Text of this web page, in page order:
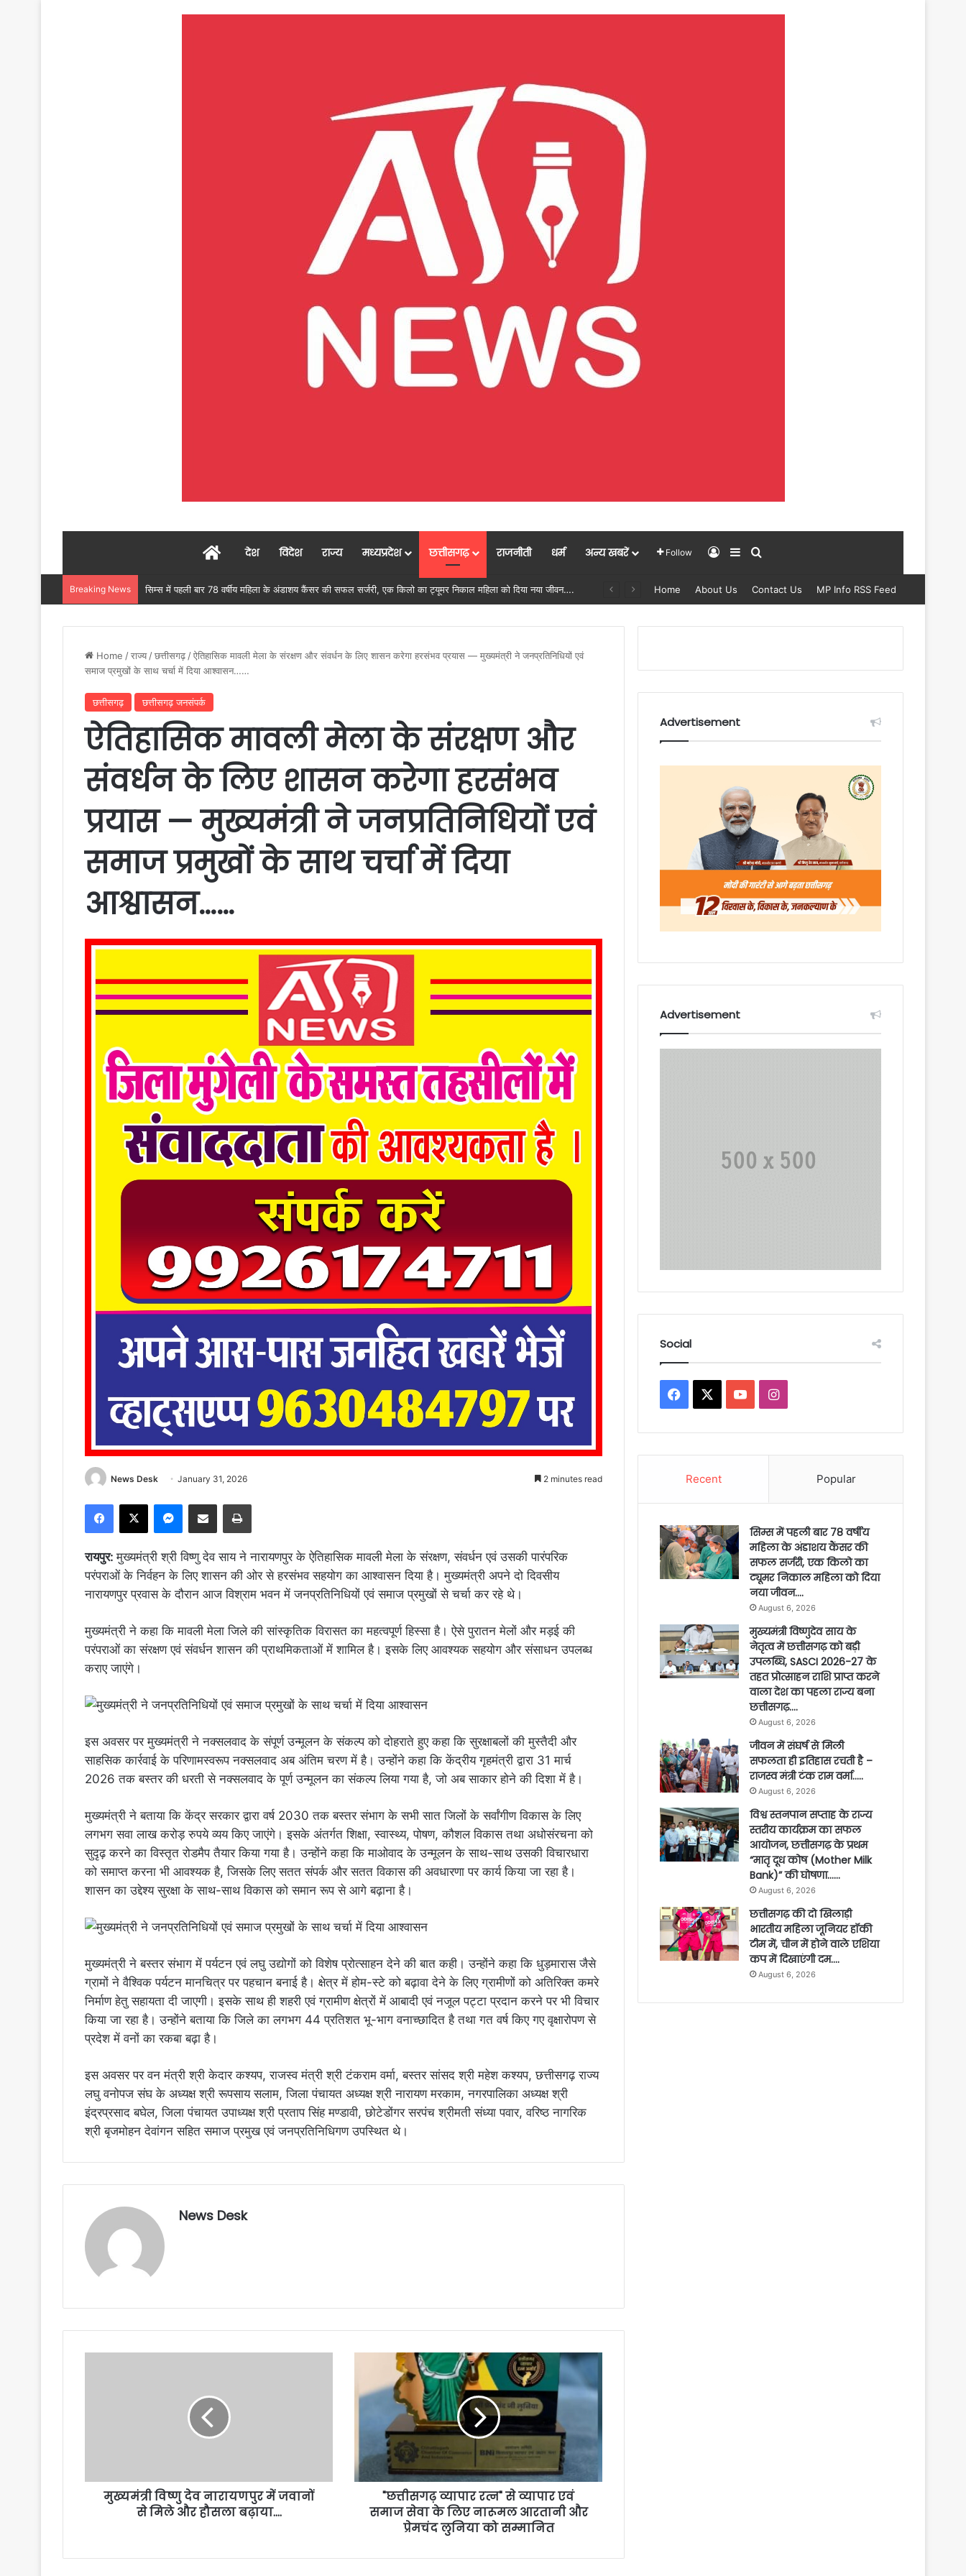
Homeदेश विदेश राज्य मध्यप्रदेश छत्तीसगढ़ राजनीती धर्म अन्य खबरें Follow Log InSidebar
Breaking News Home About Us Contact Us MP Info RSS Feed
Home /राज्य /छत्तीसगढ़ /ऐतिहासिक मावली मेला के संरक्षण और संवर्धन के लिए शासन करेगा हरसंभव प्रयास — मुख्यमंत्री ने जनप्रतिनिधियों एवं
समाज प्रमुखों के साथ चर्चा में दिया आश्वासन……
छत्तीसगढ़ छत्तीसगढ़ जनसंपर्क
ऐतिहासिक मावली मेला के संरक्षण और
संवर्धन के लिए शासन करेगा हरसंभव
प्रयास — मुख्यमंत्री ने जनप्रतिनिधियों एवं
समाज प्रमुखों के साथ चर्चा में दिया
आश्वासन……
News Desk January 31, 2026 2 minutes read
Facebook
X Messenger
Share via Email Print
रायपुर:मुख्यमंत्री श्री विष्णु देव साय ने नारायणपुर के ऐतिहासिक मावली मेला के संरक्षण, संवर्धन एवं उसकी पारंपरिक
परंपराओं के निर्वहन के लिए शासन की ओर से हरसंभव सहयोग का आश्वासन दिया है। मुख्यमंत्री अपने दो दिवसीय
नारायणपुर प्रवास के दौरान आज विश्राम भवन में जनप्रतिनिधियों एवं समाज प्रमुखों से चर्चा कर रहे थे।
मुख्यमंत्री ने कहा कि मावली मेला जिले की सांस्कृतिक विरासत का महत्वपूर्ण हिस्सा है। ऐसे पुरातन मेलों और मड़ई की
परंपराओं का संरक्षण एवं संवर्धन शासन की प्राथमिकताओं में शामिल है। इसके लिए आवश्यक सहयोग और संसाधन उपलब्ध
कराए जाएंगे।
इस अवसर पर मुख्यमंत्री ने नक्सलवाद के संपूर्ण उन्मूलन के संकल्प को दोहराते हुए कहा कि सुरक्षाबलों की मुस्तैदी और
साहसिक कार्रवाई के परिणामस्वरूप नक्सलवाद अब अंतिम चरण में है। उन्होंने कहा कि केंद्रीय गृहमंत्री द्वारा 31 मार्च
2026 तक बस्तर की धरती से नक्सलवाद के पूर्ण उन्मूलन का संकल्प लिया गया है, जो अब साकार होने की दिशा में है।
मुख्यमंत्री ने बताया कि केंद्र सरकार द्वारा वर्ष 2030 तक बस्तर संभाग के सभी सात जिलों के सर्वांगीण विकास के लिए
लगभग सवा लाख करोड़ रुपये व्यय किए जाएंगे। इसके अंतर्गत शिक्षा, स्वास्थ्य, पोषण, कौशल विकास तथा अधोसंरचना को
सुदृढ़ करने का विस्तृत रोडमैप तैयार किया गया है। उन्होंने कहा कि माओवाद के उन्मूलन के साथ-साथ उसकी विचारधारा
को समाप्त करना भी आवश्यक है, जिसके लिए सतत संपर्क और सतत विकास की अवधारणा पर कार्य किया जा रहा है।
शासन का उद्देश्य सुरक्षा के साथ-साथ विकास को समान रूप से आगे बढ़ाना है।
मुख्यमंत्री ने बस्तर संभाग में पर्यटन एवं लघु उद्योगों को विशेष प्रोत्साहन देने की बात कही। उन्होंने कहा कि धुड़मारास जैसे
ग्रामों ने वैश्विक पर्यटन मानचित्र पर पहचान बनाई है। क्षेत्र में होम-स्टे को बढ़ावा देने के लिए ग्रामीणों को अतिरिक्त कमरे
निर्माण हेतु सहायता दी जाएगी। इसके साथ ही शहरी एवं ग्रामीण क्षेत्रों में आबादी एवं नजूल पट्टा प्रदान करने पर भी विचार
किया जा रहा है। उन्होंने बताया कि जिले का लगभग 44 प्रतिशत भू-भाग वनाच्छादित है तथा गत वर्ष किए गए वृक्षारोपण से
प्रदेश में वनों का रकबा बढ़ा है।
इस अवसर पर वन मंत्री श्री केदार कश्यप, राजस्व मंत्री श्री टंकराम वर्मा, बस्तर सांसद श्री महेश कश्यप, छत्तीसगढ़ राज्य
लघु वनोपज संघ के अध्यक्ष श्री रूपसाय सलाम, जिला पंचायत अध्यक्ष श्री नारायण मरकाम, नगरपालिका अध्यक्ष श्री
इंद्रप्रसाद बघेल, जिला पंचायत उपाध्यक्ष श्री प्रताप सिंह मण्डावी, छोटेडोंगर सरपंच श्रीमती संध्या पवार, वरिष्ठ नागरिक
श्री बृजमोहन देवांगन सहित समाज प्रमुख एवं जनप्रतिनिधिगण उपस्थित थे।
News Desk
मुख्यमंत्री विष्णु देव नारायणपुर में जवानों
से मिले और हौसला बढ़ाया….
"छत्तीसगढ़ व्यापार रत्न" से व्यापार एवं
समाज सेवा के लिए नारूमल आरतानी और
प्रेमचंद लुनिया को सम्मानित
Advertisement
Advertisement
Social
Facebook YouTubeInstagram
Recent Popular
सिम्स में पहली बार 78 वर्षीय
महिला के अंडाशय कैंसर की
सफल सर्जरी, एक किलो का
ट्यूमर निकाल महिला को दिया
नया जीवन….
August 6, 2026
मुख्यमंत्री विष्णुदेव साय के
नेतृत्व में छत्तीसगढ़ को बड़ी
उपलब्धि, SASCI 2026-27 के
तहत प्रोत्साहन राशि प्राप्त करने
वाला देश का पहला राज्य बना
छत्तीसगढ़….
August 6, 2026
जीवन में संघर्ष से मिली
सफलता ही इतिहास रचती है –
राजस्व मंत्री टंक राम वर्मा…..
August 6, 2026
विश्व स्तनपान सप्ताह के राज्य
स्तरीय कार्यक्रम का सफल
आयोजन, छत्तीसगढ़ के प्रथम
“मातृ दूध कोष (Mother Milk
Bank)” की घोषणा……
August 6, 2026
छत्तीसगढ़ की दो खिलाड़ी
भारतीय महिला जूनियर हॉकी
टीम में, चीन में होने वाले एशिया
कप में दिखाएंगी दम….
August 6, 2026